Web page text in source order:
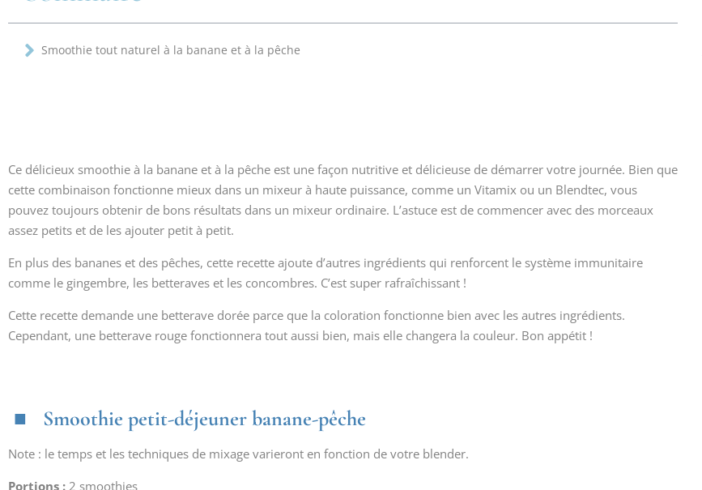
Smoothie tout naturel à la banane et à la pêche
Ce délicieux smoothie à la banane et à la pêche est une façon nutritive et délicieuse de démarrer votre journée. Bien que
cette combinaison fonctionne mieux dans un mixeur à haute puissance, comme un Vitamix ou un Blendtec, vous
pouvez toujours obtenir de bons résultats dans un mixeur ordinaire. L’astuce est de commencer avec des morceaux
assez petits et de les ajouter petit à petit.
En plus des bananes et des pêches, cette recette ajoute d’autres ingrédients qui renforcent le système immunitaire
comme le gingembre, les betteraves et les concombres. C’est super rafraîchissant !
Cette recette demande une betterave dorée parce que la coloration fonctionne bien avec les autres ingrédients.
Cependant, une betterave rouge fonctionnera tout aussi bien, mais elle changera la couleur. Bon appétit !
Smoothie petit-déjeuner banane-pêche
Note : le temps et les techniques de mixage varieront en fonction de votre blender.
Portions : 2 smoothies